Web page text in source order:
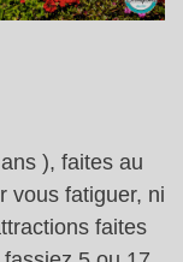
), faites au
vous fatiguer, ni
faites